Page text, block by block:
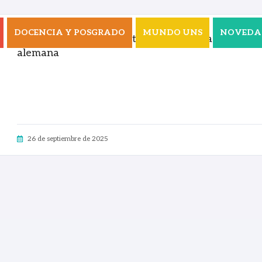
DOCENCIA Y POSGRADO MUNDO UNS
La UNS y el Goethe-Institut firman un acuerdo
alemana
26 de septiembre de 2025